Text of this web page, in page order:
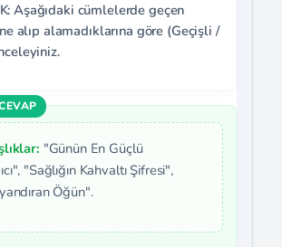
Aşağıdaki cümlelerde geçen
alıp alamadıklarına göre (Geçişli /
"Günün En Güçlü
"Sağlığın Kahvaltı Şifresi",
Öğün".